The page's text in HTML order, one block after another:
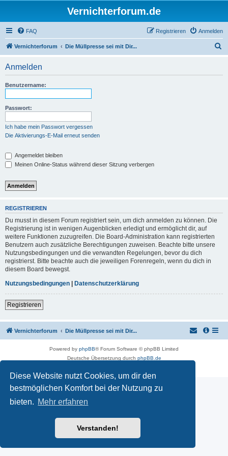
Diese Website nutzt Cookies, um dir den
bestmöglichen Komfort bei der Nutzung zu
bieten. Mehr erfahren
Verstanden!
Vernichterforum.de
FAQ Anmelden
Registrieren
Vernichterforum Die Müllpresse sei mit Dir...
Anmelden
Benutzername:
Passwort:
Ich habe mein Passwort vergessen
Die Aktivierungs-E-Mail erneut senden
Angemeldet bleiben
Meinen Online-Status während dieser Sitzung verbergen
REGISTRIEREN
Du musst in diesem Forum registriert sein, um dich anmelden zu können. Die
Registrierung ist in wenigen Augenblicken erledigt und ermöglicht dir, auf
weitere Funktionen zuzugreifen. Die Board-Administration kann registrierten
Benutzern auch zusätzliche Berechtigungen zuweisen. Beachte bitte unsere
Nutzungsbedingungen und die verwandten Regelungen, bevor du dich
registrierst. Bitte beachte auch die jeweiligen Forenregeln, wenn du dich in
diesem Board bewegst.
Nutzungsbedingungen | Datenschutzerklärung
Registrieren
Vernichterforum Die Müllpresse sei mit Dir...
Powered by phpBB® Forum Software © phpBB Limited
Deutsche Übersetzung durch phpBB.de